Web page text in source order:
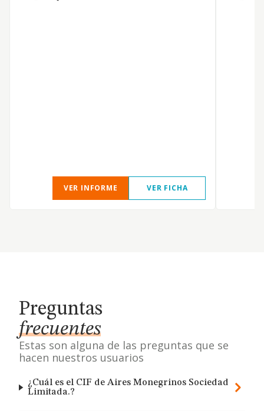
VER INFORME VER FICHA
Preguntas
frecuentes
Estas son alguna de las preguntas que se
hacen nuestros usuarios
¿Cuál es el CIF de Aires Monegrinos Sociedad
Limitada.?